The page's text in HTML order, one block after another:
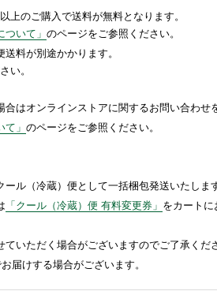
上のご購入で送料が無料となります。
ついて」 のページをご参照ください。
料が別途かかります。
い。
はオンラインストアに関するお問い合わせ
て」 のページをご参照ください。
ル（冷蔵）便として一括梱包発送いたしま
「クール（冷蔵）便 有料変更券」 をカート
いただく場合がございますのでご了承くだ
届けする場合がございます。